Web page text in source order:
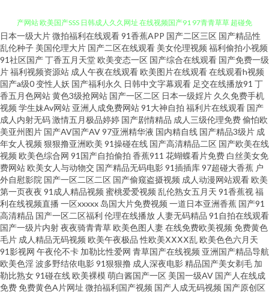
午夜老司机视频 国产自91 91视频区 超碰V91在线 国产日韩一二三区 久久国
产网站 欧美国产SSS 日韩成人久久网址 在线视频国产91 97青青草草 超碰免
费人妻 国产精品自在线 亚洲性爱小说网 变态另类在线 国产情侣国产 九九热
色 日本91网站 无码人妻熟妇av 91资源共享总站 成人黄色三级 国产精品夜夜
夜 久草福利电影 三级av片在线看 亚洲狼人综合 91老司机精品 www情色五月
天 福利导航在线 激情视频综合 欧美A级性爱 日韩卡一卡二卡三 午夜电影激情
18 91快播 成人网站 精品九九女人 欧美极品视频 午夜影院强奸 97在线 国产
精品成 狠狠干2026 久久精点视频 欧美日韩肏屄 日韩a卡一 中文字幕亚洲图
片 91少妇福利姬 av天堂吧 大香蕉伊人福利 韩国三级日逼AV 欧美操逼熟妇 日
日本一级大片微拍福利在线观看91香蕉APP 国产二区三区 国产精品性
乱伦种子 美国伦理大片 国产二区在线观看 美女伦理视频 福利偷拍小视频
91社区国产丁香五月天堂欧美变态一区 国产综合在线观看 国产免费一级
片福利视频资源站 成人午夜在线观看欧美图片在线观看在线观看h视频
国产a级0变性人妖 国产福利永久 日韩中文字幕观看 足交在线播放91 丁
香五月色网站黄色3级抢网站 国产一区二区 日本一级婬片 久久免费手机
视频 学生妹Av网站 亚洲人成免费网站91大神自拍 福利片在线观看 国产
成人内射无码激情五月极品婷婷 国产剧情精品 成人三级伦理免费偷怕欧
美亚州图片 国产AV国产AV97亚洲精华液 国内精自线 国产精品3级片 成
年女人视频 狠狠撸亚洲欧美 91操碰在线 国产高清精品二区 国产欧美在线
视频 欧美色综合网 91国产自拍偷拍 香蕉911 花蝴蝶看片免费 白丝美女免
费网站欧美女人与动物交 国产精品无码电影91插插库97超碰大香蕉 户
外自慰影院 国产一区二区二区 国产偷窥盗摄视频 成人动漫网站观看欧美
第一页夜夜 91成人精品视频 蜜桃爱爱视频 乱伦熟女五月天 91香蕉视福
利在线视频直播 一区xxxxx 岛国大片免费视频 一道日本亚洲香蕉 国产91
高清精品 国产一区二区福利 伦理在线播放 人妻无码精品 91自拍在线观看
国产一级片内射夜夜骑青青草欧美色图人妻在线免费欧美视频 免费黄色
毛片 成人精品无码视频 欧美午夜极品 性欧美ⅩⅩⅩⅩ乱欧美色色六月天
91影视网 午夜伦不卡 加勒比性爱网 青草国产在线视频 亚洲国产精品导航
欧美色淫波多野结依电影91狠狠撸 成人深夜电影精品国产美女剃毛 加
勒比熟女91碰在线欧美裸模萌白酱国产一区 美国一级AV 国产人在线成
免费免费黄色A片网址 微拍福利国产视频 国产人成无码视频 国产原创区